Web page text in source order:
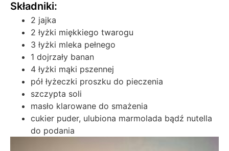
2 jajka
2 łyżki miękkiego twarogu
3 łyżki mleka pełnego
1 dojrzały banan
4 łyżki mąki pszennej
pół łyżeczki proszku do pieczenia
szczypta soli
masło klarowane do smażenia
cukier puder, ulubiona marmolada bądź nutella
do podania